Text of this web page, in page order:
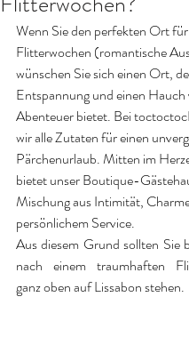
Wenn Sie den perfekten Ort
Flitterwochen (romantische
wünschen Sie sich einen Ort,
Entspannung und einen Hauch
Abenteuer bietet. Bei
wir alle Zutaten für einen
Pärchenurlaub. Mitten im
bietet unser Boutique-
Mischung aus Intimität,
persönlichem Service.
Aus diesem Grund sollten Sie
nach einem traumhaften
ganz oben auf Lissabon stehen.